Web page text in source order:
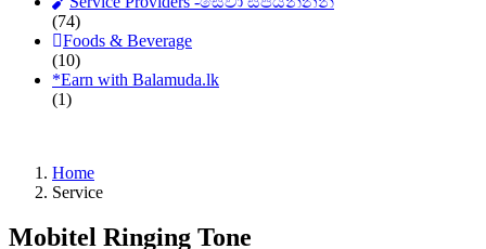
(74)
Foods & Beverage
(10)
*Earn with Balamuda.lk
(1)
Home
Service
Mobitel Ringing Tone